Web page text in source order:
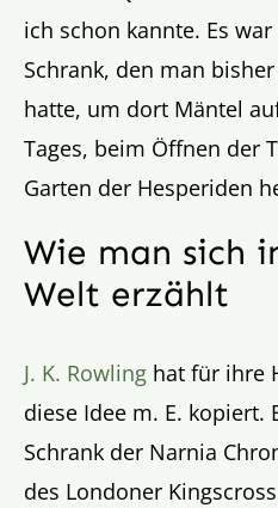
ich schon kannte. Es
Schrank, den man
hatte, um dort Mäntel
Tages, beim Öffnen der
Garten der Hesperiden
Wie man sich
Welt erzählt
J. K. Rowling hat für ihre
diese Idee m. E. kopiert.
Schrank der Narnia
des Londoner